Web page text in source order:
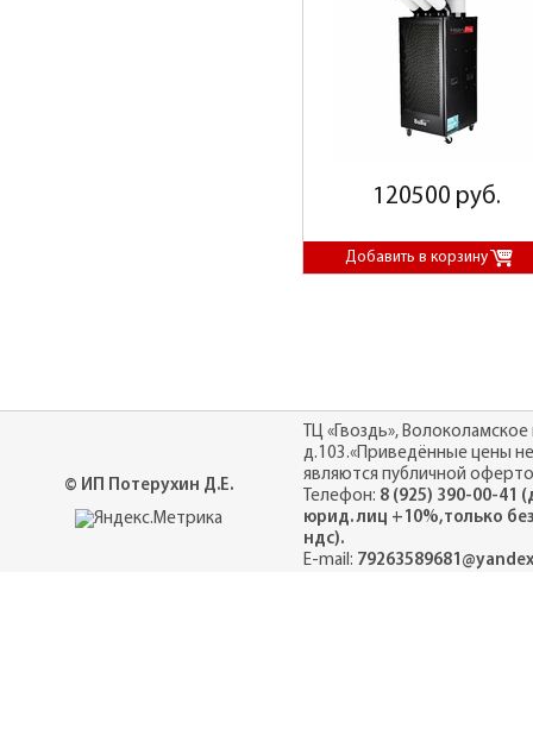
120500 руб.
© ИП Потерухин Д.Е.
ТЦ «Гвоздь», Волоколамское
д.103.«Приведённые цены не
являются публичной
Телефон: 8 (925) 390-00-41
юрид. лиц +10%,только
ндс).
E-mail: